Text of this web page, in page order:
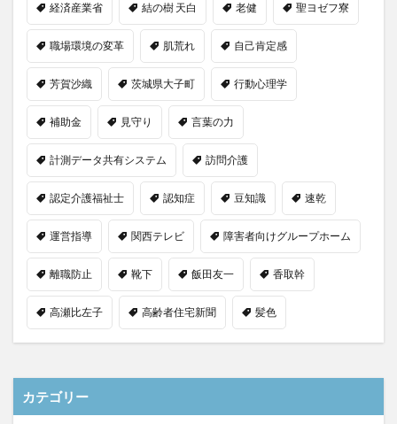
経済産業省 結の樹 天白 老健 聖ヨゼフ寮
職場環境の変革 肌荒れ 自己肯定感
芳賀沙織 茨城県大子町 行動心理学
補助金 見守り 言葉の力
計測データ共有システム 訪問介護
認定介護福祉士 認知症 豆知識 速乾
運営指導 関西テレビ 障害者向けグループホーム
離職防止 靴下 飯田友一 香取幹
高瀬比左子 高齢者住宅新聞 髪色
カテゴリー